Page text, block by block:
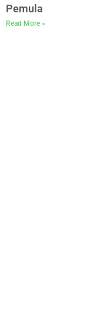
Pemula
Read More »